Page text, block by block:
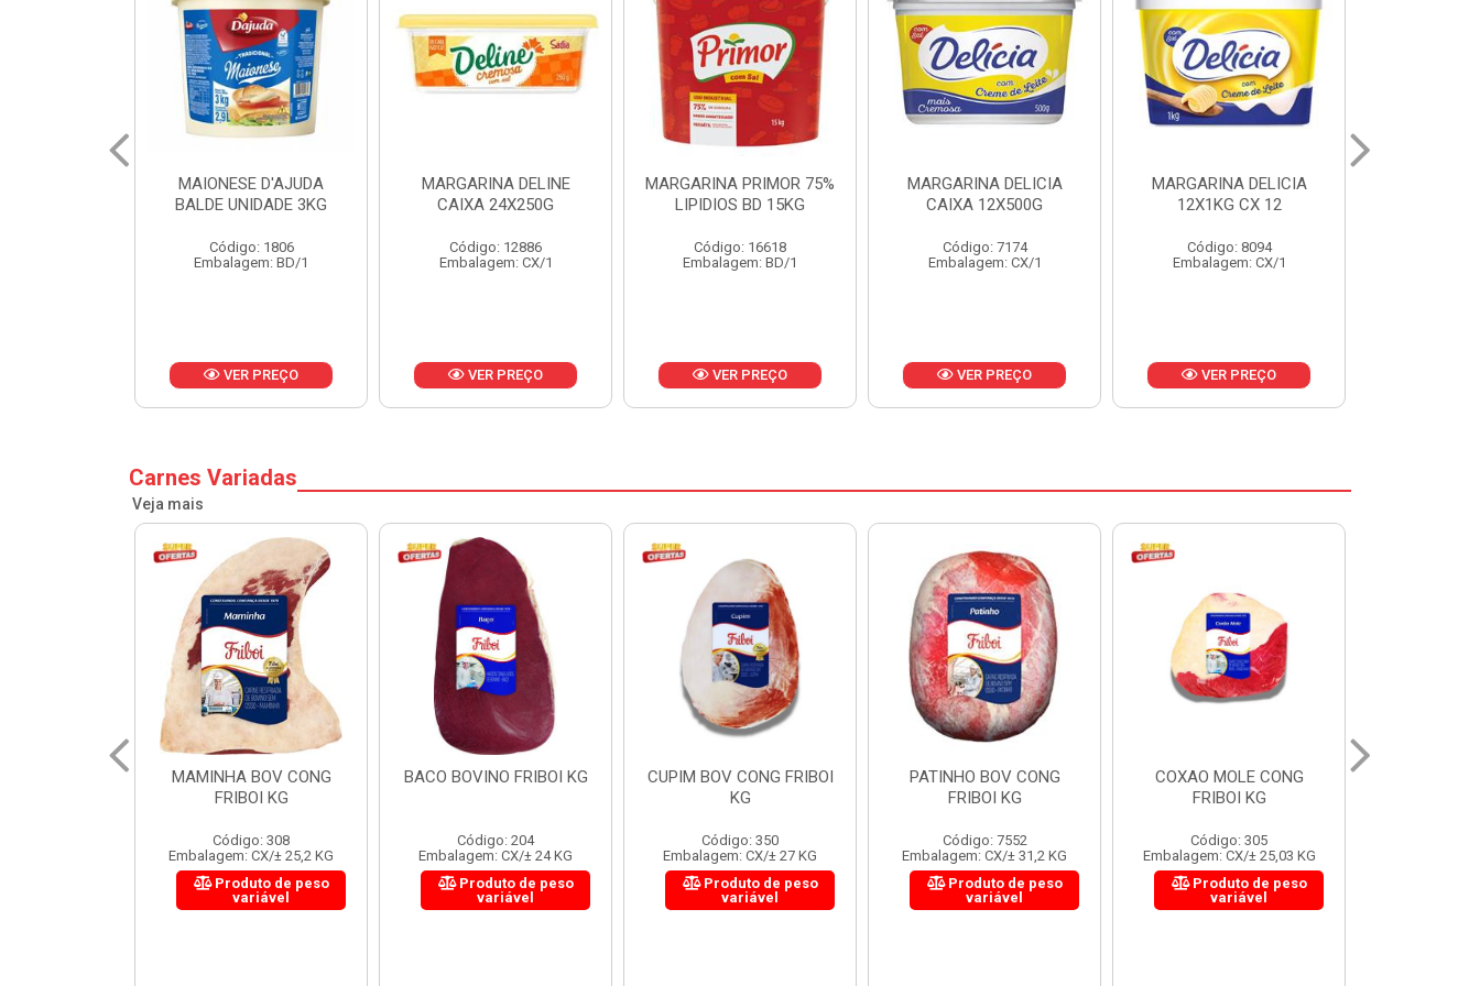
MARGARINA DELINE
CAIXA 24X250G
Código: 12886
Embalagem: CX/1
VER PREÇO
MARGARINA PRIMOR 75%
LIPIDIOS BD 15KG
Código: 16618
Embalagem: BD/1
VER PREÇO
MARGARINA DELICIA
CAIXA 12X500G
Código: 7174
Embalagem: CX/1
VER PREÇO
MARGARINA DELICIA
12X1KG CX 12
Código: 8094
Embalagem: CX/1
VER PREÇO
UVA PASSA SEM
SEMENTE ARENG CAIXA
Código: 18613
Embalagem: KG/10
VER PREÇO
Carnes Variadas
Veja mais
BACO BOVINO FRIBOI KG
Código: 204
Embalagem: CX/± 24 KG
Produto de peso
variável
CUPIM BOV CONG FRIBOI
Código: 350
Embalagem: CX/± 27 KG
Produto de peso
variável
PATINHO BOV CONG
FRIBOI KG
Código: 7552
Embalagem: CX/± 31,2 KG
Produto de peso
variável
COXAO MOLE CONG
FRIBOI KG
Código: 305
Embalagem: CX/± 25,03 KG
Produto de peso
variável
PICANHA BOV
AUSTRALIANA (TEYS) KG
Código: 10825
Embalagem: CX/± 24 KG
Produto de peso
variável